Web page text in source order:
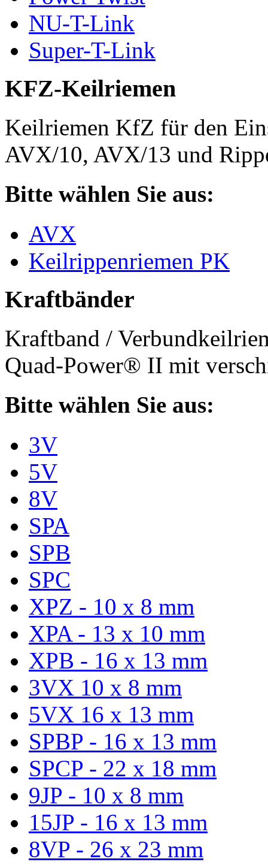
NU-T-Link
Super-T-Link
KFZ-Keilriemen
Keilriemen KfZ für den
AVX/10, AVX/13 und
Bitte wählen Sie aus:
AVX
Keilrippenriemen PK
Kraftbänder
Kraftband /
Quad-Power® II mit
Bitte wählen Sie aus:
3V
5V
8V
SPA
SPB
SPC
XPZ - 10 x 8 mm
XPA - 13 x 10 mm
XPB - 16 x 13 mm
3VX 10 x 8 mm
5VX 16 x 13 mm
SPBP - 16 x 13 mm
SPCP - 22 x 18 mm
9JP - 10 x 8 mm
15JP - 16 x 13 mm
8VP - 26 x 23 mm